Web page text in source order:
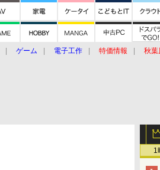
ゲーム 電子工作 特価情報 秋葉
1